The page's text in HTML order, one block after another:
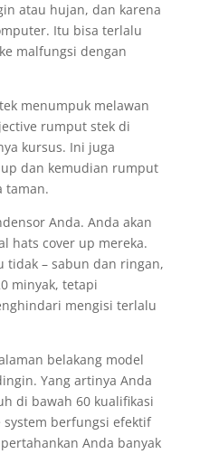
atau hujan, dan karena
Itu bisa terlalu
malfungsi dengan
menumpuk melawan
rumput stek di
kursus. Ini juga
dan kemudian rumput
taman.
Anda. Anda akan
hats cover up mereka.
tidak – sabun dan ringan,
minyak, tetapi
mengisi terlalu
belakang model
Yang artinya Anda
di bawah 60 kualifikasi
system berfungsi efektif
Anda banyak